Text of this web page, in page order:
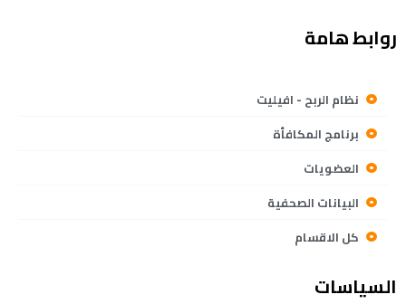
روابط هامة
نظام الربح - افيليت
برنامج المكافأة
العضويات
البيانات الصحفية
كل الاقسام
السياسات